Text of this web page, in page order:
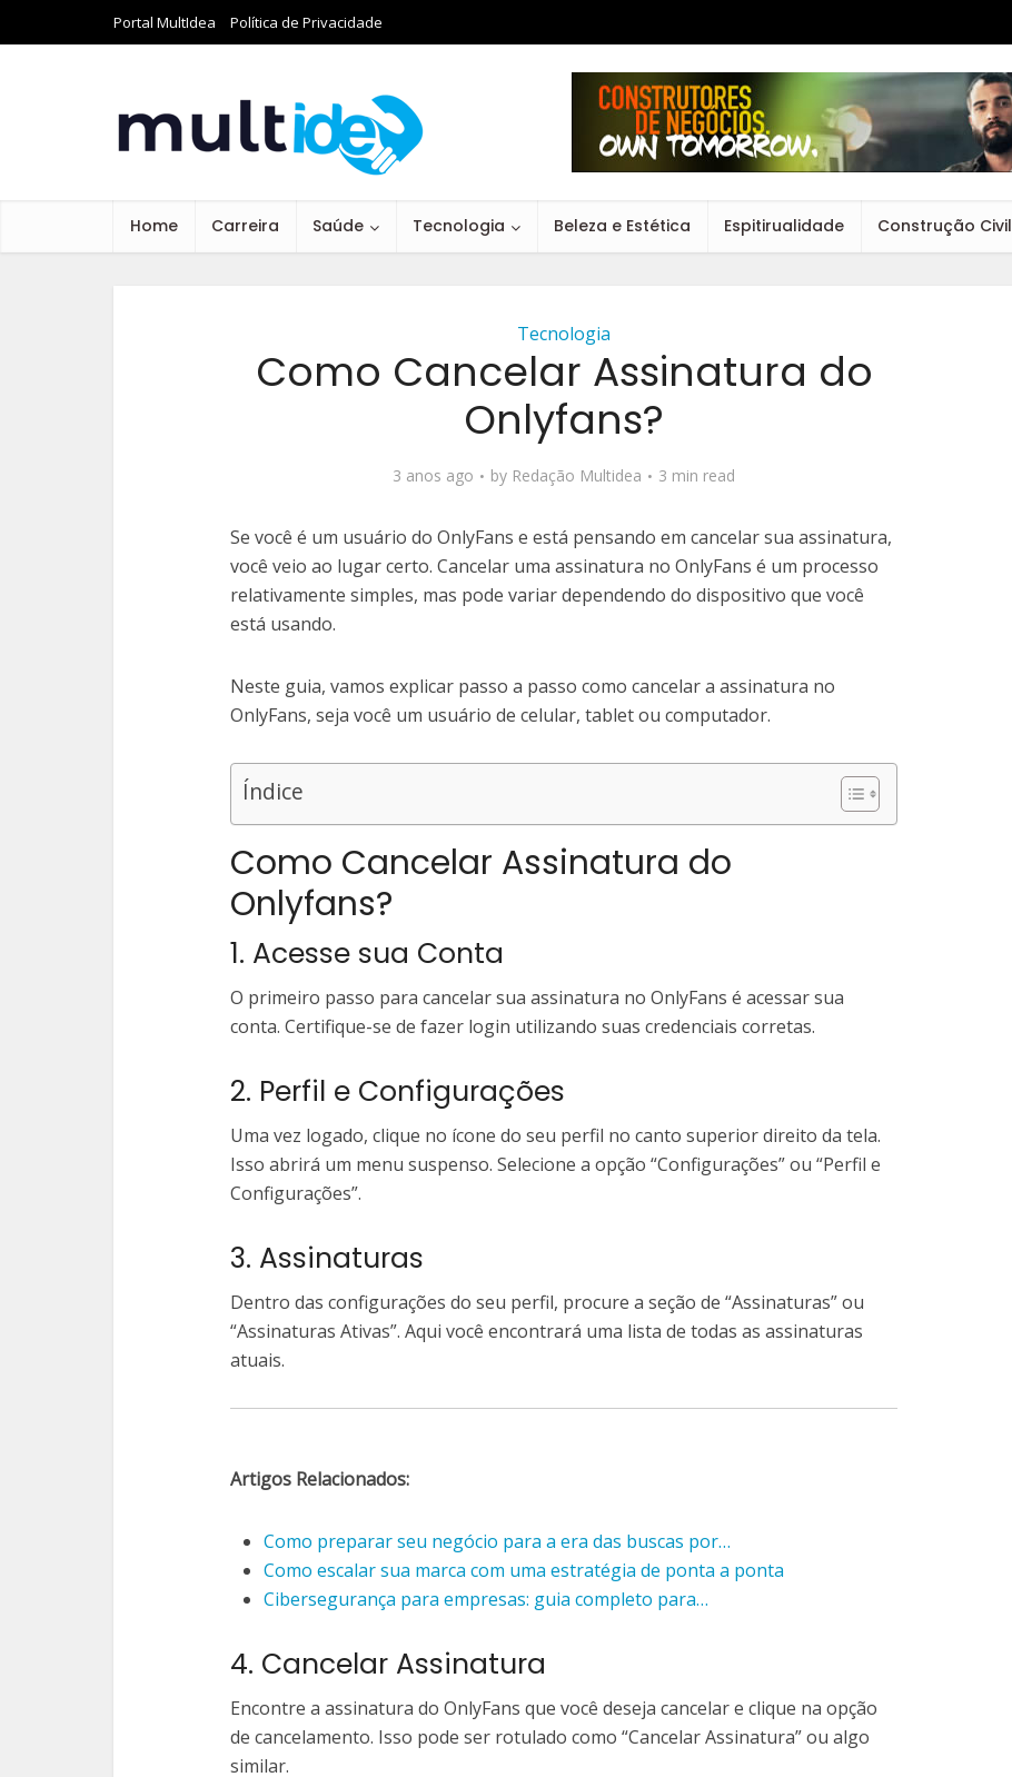
Portal MultIdea Política de Privacidade
Home Carreira Saúde Tecnologia Beleza e Estética Espitirualidade Construção Civil
Tecnologia
Como Cancelar Assinatura do
Onlyfans?
3 anos ago by Redação Multidea 3 min read
Se você é um usuário do OnlyFans e está pensando em cancelar sua assinatura,
você veio ao lugar certo. Cancelar uma assinatura no OnlyFans é um processo
relativamente simples, mas pode variar dependendo do dispositivo que você
está usando.
Neste guia, vamos explicar passo a passo como cancelar a assinatura no
OnlyFans, seja você um usuário de celular, tablet ou computador.
Índice
Como Cancelar Assinatura do
Onlyfans?
1. Acesse sua Conta
O primeiro passo para cancelar sua assinatura no OnlyFans é acessar sua
conta. Certifique-se de fazer login utilizando suas credenciais corretas.
2. Perfil e Configurações
Uma vez logado, clique no ícone do seu perfil no canto superior direito da tela.
Isso abrirá um menu suspenso. Selecione a opção “Configurações” ou “Perfil e
Configurações”.
3. Assinaturas
Dentro das configurações do seu perfil, procure a seção de “Assinaturas” ou
“Assinaturas Ativas”. Aqui você encontrará uma lista de todas as assinaturas
atuais.
Artigos Relacionados:
Como preparar seu negócio para a era das buscas por…
Como escalar sua marca com uma estratégia de ponta a ponta
Cibersegurança para empresas: guia completo para…
4. Cancelar Assinatura
Encontre a assinatura do OnlyFans que você deseja cancelar e clique na opção
de cancelamento. Isso pode ser rotulado como “Cancelar Assinatura” ou algo
similar.